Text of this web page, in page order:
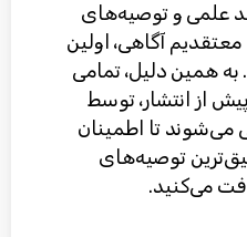
علمی و توصیه‌های
آگاهی، اولین
همین دلیل، تمامی
از انتشار، توسط
می‌شوند تا اطمینان
توصیه‌های
می‌کنید.